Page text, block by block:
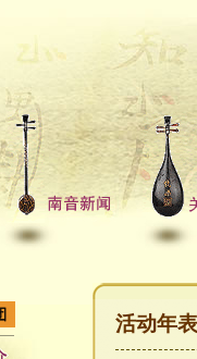
活动年